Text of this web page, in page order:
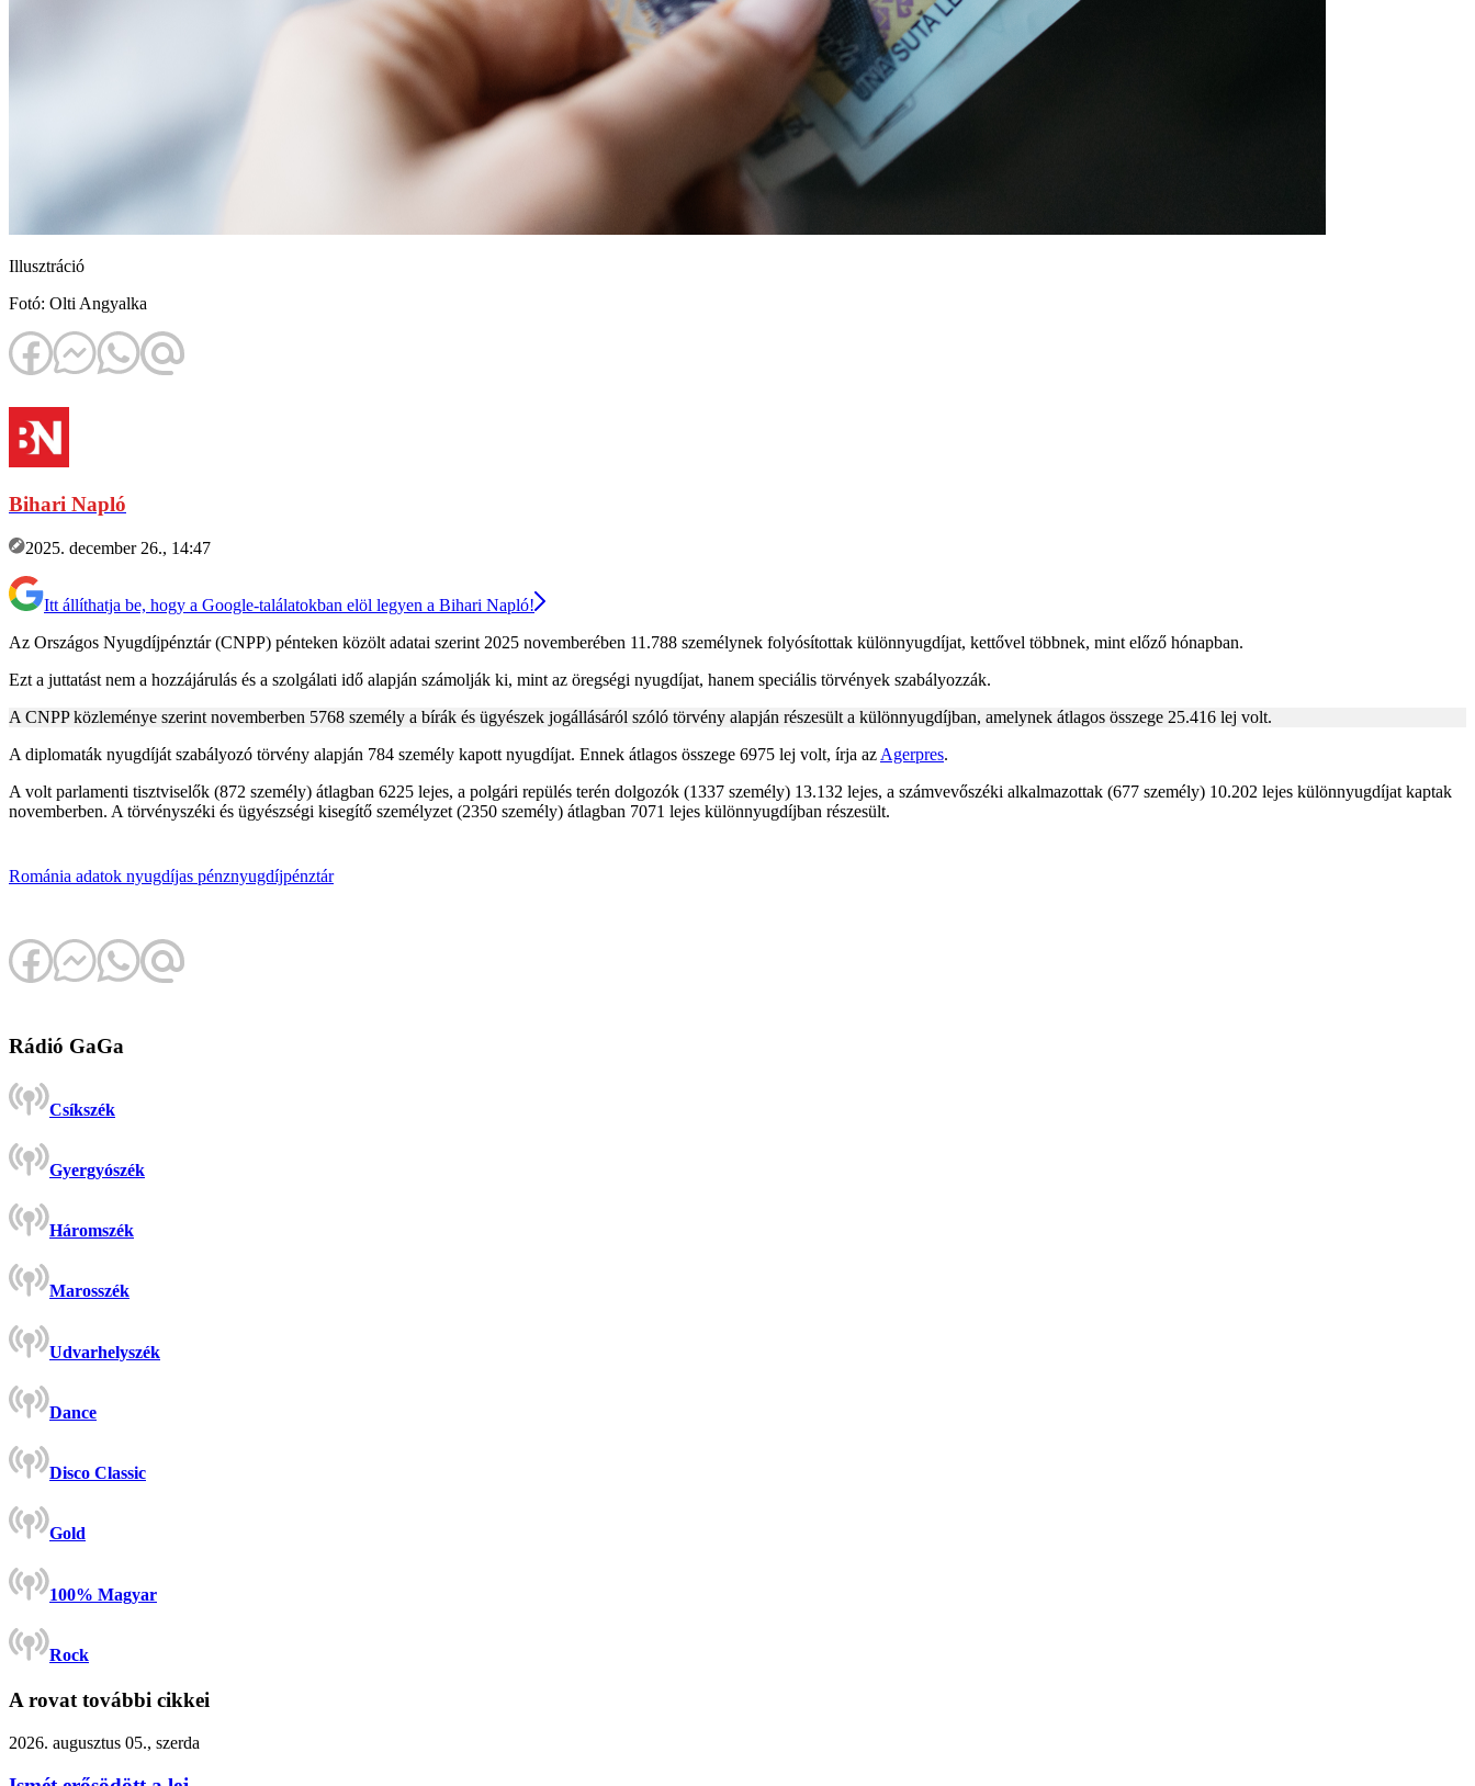
Illusztráció
Fotó: Olti Angyalka
Bihari Napló
2025. december 26., 14:47
Itt állíthatja be, hogy a Google-találatokban elöl legyen a Bihari Napló!
Az Országos Nyugdíjpénztár (CNPP) pénteken közölt adatai szerint 2025 novemberében 11.788 személynek folyósítottak különnyugdíjat, kettővel többnek, mint előző hónapban.
Ezt a juttatást nem a hozzájárulás és a szolgálati idő alapján számolják ki, mint az öregségi nyugdíjat, hanem speciális törvények szabályozzák.
A CNPP közleménye szerint novemberben 5768 személy a bírák és ügyészek jogállásáról szóló törvény alapján részesült a különnyugdíjban, amelynek átlagos összege 25.416 lej volt.
A diplomaták nyugdíját szabályozó törvény alapján 784 személy kapott nyugdíjat. Ennek átlagos összege 6975 lej volt, írja az Agerpres.
A volt parlamenti tisztviselők (872 személy) átlagban 6225 lejes, a polgári repülés terén dolgozók (1337 személy) 13.132 lejes, a számvevőszéki alkalmazottak (677 személy) 10.202 lejes különnyugdíjat kaptak
novemberben. A törvényszéki és ügyészségi kisegítő személyzet (2350 személy) átlagban 7071 lejes különnyugdíjban részesült.
Románia adatok nyugdíjas pénznyugdíjpénztár
Rádió GaGa
Csíkszék
Gyergyószék
Háromszék
Marosszék
Udvarhelyszék
Dance
Disco Classic
Gold
100% Magyar
Rock
A rovat további cikkei
2026. augusztus 05., szerda